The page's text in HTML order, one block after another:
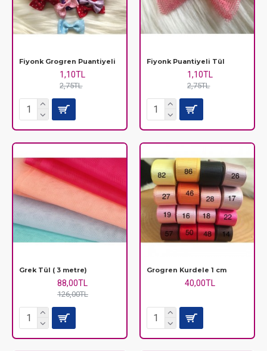
Fiyonk Grogren Puantiyeli
1,10TL
2,75TL
Fiyonk Puantiyeli Tül
1,10TL
2,75TL
Grek Tül ( 3 metre)
88,00TL
126,00TL
Grogren Kurdele 1 cm
40,00TL